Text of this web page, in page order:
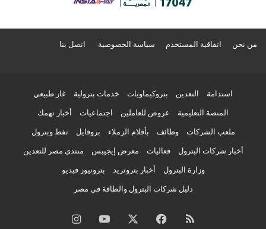
من نحن اتفاقية المستخدم سياسة الخصوصية اتصل بنا
استدامة التعدين بتروكيماويات خدمات بترولية غاز طبيعي
المنصة التعليمية عروض للعاملين اجتماعيات أخبار تهمك
ملعب الشركات وظائف بأقلام الزملاء بروفايل نفط وبترول
أخبار شركات البترول فعاليات معرض إيجيبس منتدى مصر للتعدين
وزارة البترول أخبار بتروتريد بترونيوز فيديو
دليل شركات البترول والطاقة في مصر
ملخصفيسبوك ‫YouTubeانستقرام